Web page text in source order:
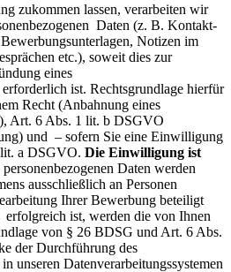
zukommen lassen, verarbeiten wir
Daten (z. B. Kontakt-
Notizen im
etc.), soweit dies zur
eines
ist. Rechtsgrundlage hierfür
Recht (Anbahnung eines
Art. 6 Abs. 1 lit. b DSGVO
und – sofern Sie eine Einwilligung
a DSGVO. Die Einwilligung ist
Daten werden
ausschließlich an Personen
Ihrer Bewerbung beteiligt
ist, werden die von Ihnen
von § 26 BDSG und Art. 6 Abs.
der Durchführung des
unseren Datenverarbeitungssystemen